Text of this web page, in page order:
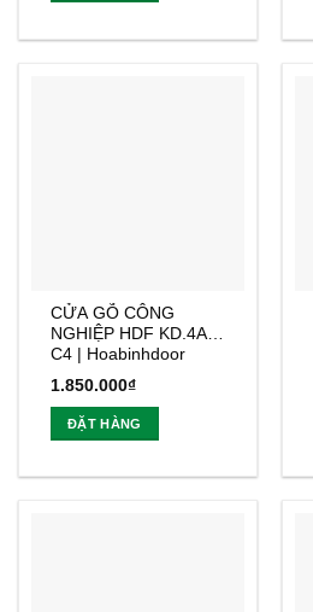
CỬA GỖ CÔNG
NGHIỆP HDF KD.4A-
C4 | Hoabinhdoor
1.850.000₫
ĐẶT HÀNG